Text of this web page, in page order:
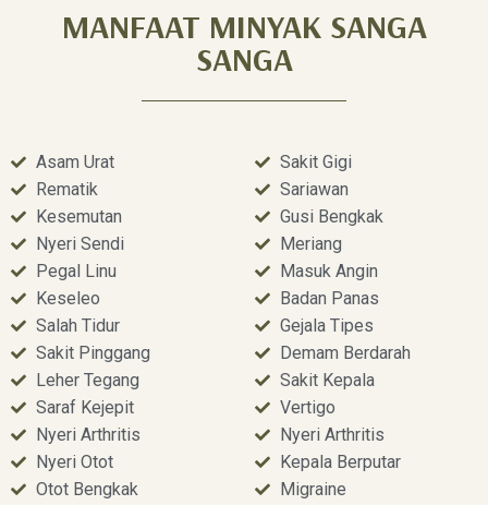
MANFAAT MINYAK SANGA
SANGA
Asam Urat
Rematik
Kesemutan
Nyeri Sendi
Pegal Linu
Keseleo
Salah Tidur
Sakit Pinggang
Leher Tegang
Saraf Kejepit
Nyeri Arthritis
Nyeri Otot
Otot Bengkak
Sakit Gigi
Sariawan
Gusi Bengkak
Meriang
Masuk Angin
Badan Panas
Gejala Tipes
Demam Berdarah
Sakit Kepala
Vertigo
Nyeri Arthritis
Kepala Berputar
Migraine